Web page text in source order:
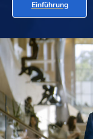
Einführung